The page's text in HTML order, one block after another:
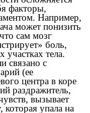
факторы,
Например,
может понизить
сам мозг
боль,
тела.
связано с
(ее
центра в коре
раздражитель,
вызывает
упала на